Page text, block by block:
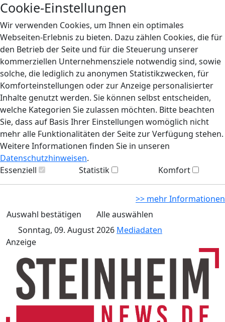
Cookie-Einstellungen
Wir verwenden Cookies, um Ihnen ein optimales
Webseiten-Erlebnis zu bieten. Dazu zählen Cookies, die für
den Betrieb der Seite und für die Steuerung unserer
kommerziellen Unternehmensziele notwendig sind, sowie
solche, die lediglich zu anonymen Statistikzwecken, für
Komforteinstellungen oder zur Anzeige personalisierter
Inhalte genutzt werden. Sie können selbst entscheiden,
welche Kategorien Sie zulassen möchten. Bitte beachten
Sie, dass auf Basis Ihrer Einstellungen womöglich nicht
mehr alle Funktionalitäten der Seite zur Verfügung stehen.
Weitere Informationen finden Sie in unseren
Datenschutzhinweisen.
Essenziell
Statistik Komfort
>> mehr Informationen
Auswahl bestätigen
Alle auswählen
Sonntag, 09. August 2026 Mediadaten
Anzeige